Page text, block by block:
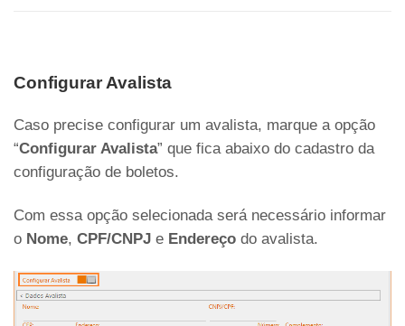
Configurar Avalista
Caso precise configurar um avalista, marque a opção
“Configurar Avalista” que fica abaixo do cadastro da
configuração de boletos.
Com essa opção selecionada será necessário informar
o Nome, CPF/CNPJ e Endereço do avalista.